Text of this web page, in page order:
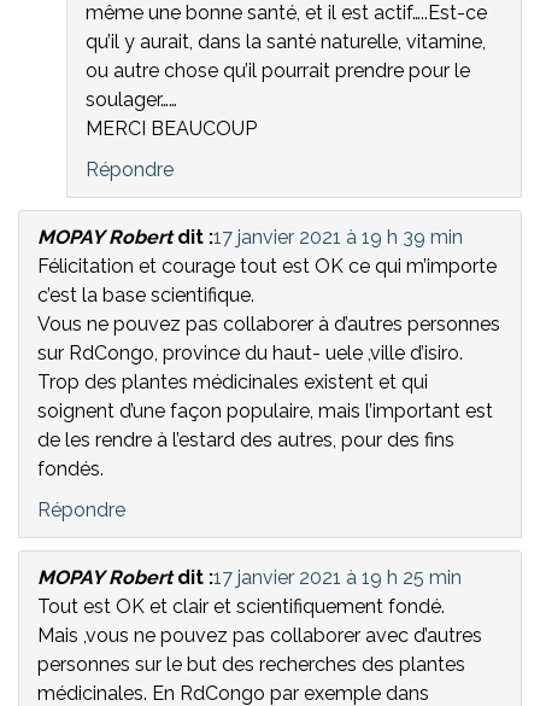
même une bonne santé, et il est actif…..Est-ce
qu’il y aurait, dans la santé naturelle, vitamine,
ou autre chose qu’il pourrait prendre pour le
soulager……
MERCI BEAUCOUP
Répondre
MOPAY Robert dit :17 janvier 2021 à 19 h 39 min
Félicitation et courage tout est OK ce qui m’importe
c’est la base scientifique.
Vous ne pouvez pas collaborer à d’autres personnes
sur RdCongo, province du haut- uele ,ville d’isiro.
Trop des plantes médicinales existent et qui
soignent d’une façon populaire, mais l’important est
de les rendre à l’estard des autres, pour des fins
fondés.
Répondre
MOPAY Robert dit :17 janvier 2021 à 19 h 25 min
Tout est OK et clair et scientifiquement fondé.
Mais ,vous ne pouvez pas collaborer avec d’autres
personnes sur le but des recherches des plantes
médicinales. En RdCongo par exemple dans